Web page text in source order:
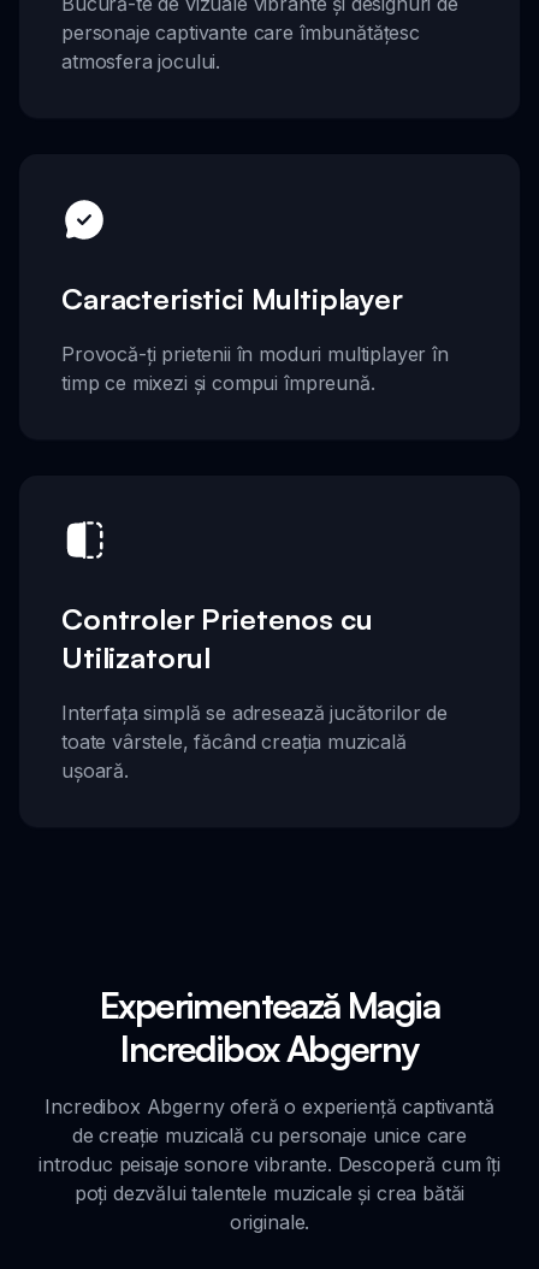
personaje captivante care îmbunătățesc
atmosfera jocului.
Caracteristici Multiplayer
Provocă-ți prietenii în moduri multiplayer în
timp ce mixezi și compui împreună.
Controler Prietenos cu
Utilizatorul
Interfața simplă se adresează jucătorilor de
toate vârstele, făcând creația muzicală
ușoară.
Experimentează Magia
Incredibox Abgerny
Incredibox Abgerny oferă o experiență captivantă
de creație muzicală cu personaje unice care
introduc peisaje sonore vibrante. Descoperă cum îți
poți dezvălui talentele muzicale și crea bătăi
originale.